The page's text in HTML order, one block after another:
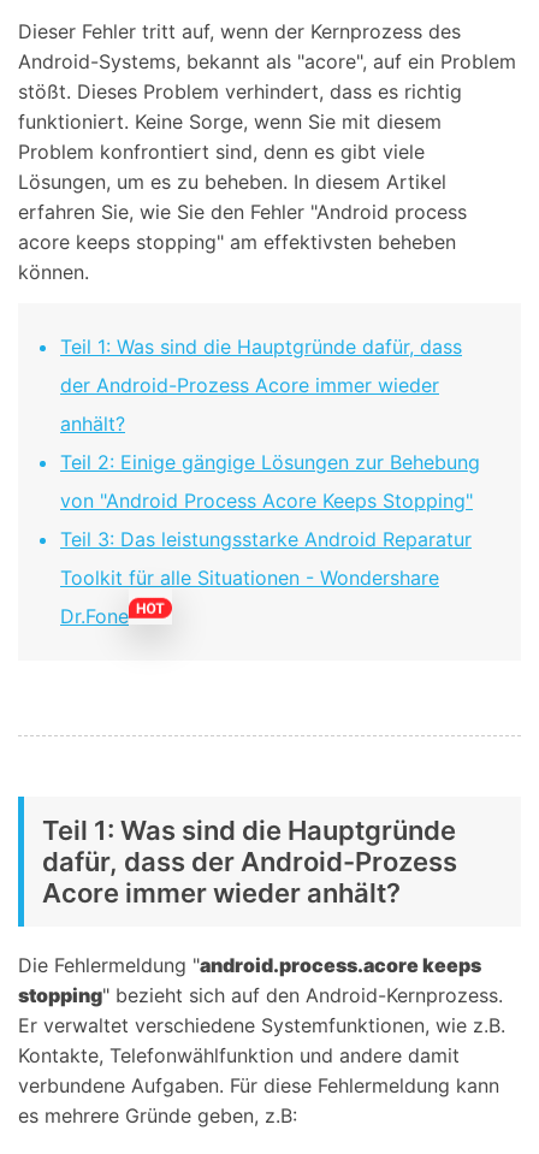
Dieser Fehler tritt auf, wenn der Kernprozess des
Android-Systems, bekannt als "acore", auf ein Problem
stößt. Dieses Problem verhindert, dass es richtig
funktioniert. Keine Sorge, wenn Sie mit diesem
Problem konfrontiert sind, denn es gibt viele
Lösungen, um es zu beheben. In diesem Artikel
erfahren Sie, wie Sie den Fehler "Android process
acore keeps stopping" am effektivsten beheben
können.
Teil 1: Was sind die Hauptgründe dafür, dass
der Android-Prozess Acore immer wieder
anhält?
Teil 2: Einige gängige Lösungen zur Behebung
von "Android Process Acore Keeps Stopping"
Teil 3: Das leistungsstarke Android Reparatur
Toolkit für alle Situationen - Wondershare
Dr.Fone
Teil 1: Was sind die Hauptgründe
dafür, dass der Android-Prozess
Acore immer wieder anhält?
Die Fehlermeldung "android.process.acore keeps
stopping" bezieht sich auf den Android-Kernprozess.
Er verwaltet verschiedene Systemfunktionen, wie z.B.
Kontakte, Telefonwählfunktion und andere damit
verbundene Aufgaben. Für diese Fehlermeldung kann
es mehrere Gründe geben, z.B: